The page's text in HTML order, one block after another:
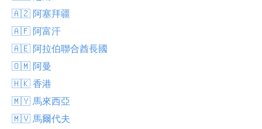
🇦🇿 阿塞拜疆
🇦🇫 阿富汗
🇦🇪 阿拉伯聯合酋長國
🇴🇲 阿曼
🇭🇰 香港
🇲🇾 馬來西亞
🇲🇻 馬爾代夫